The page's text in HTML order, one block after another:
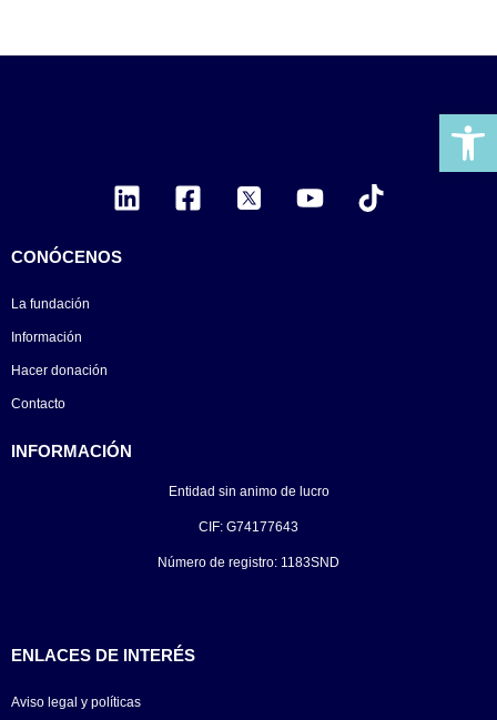
CONÓCENOS
La fundación
Información
Hacer donación
Contacto
INFORMACIÓN
Entidad sin animo de lucro
CIF: G74177643
Número de registro: 1183SND
ENLACES DE INTERÉS
Aviso legal y políticas